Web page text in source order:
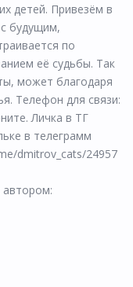
детей. Привезём в
будущим,
по
её судьбы. Так
может благодаря
Телефон для связи:
Личка в ТГ
в телеграмм
dmitrov_cats/24957
автором: